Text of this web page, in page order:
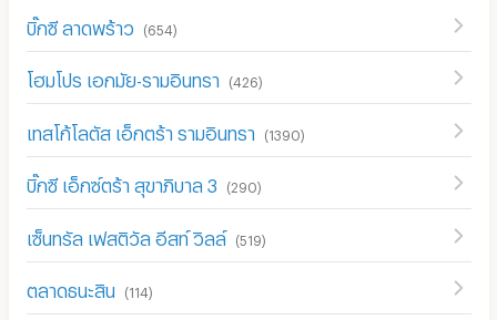
บิ๊กซี ลาดพร้าว (654 )
โฮมโปร เอกมัย-รามอินทรา (426)
เทสโก้โลตัส เอ็กตร้า รามอินทรา (1390)
บิ๊กซี เอ็กซ์ตร้า สุขาภิบาล 3 (290)
เซ็นทรัล เฟสติวัล อีสท์ วิลล์ (519)
ตลาดธนะสิน (114 )